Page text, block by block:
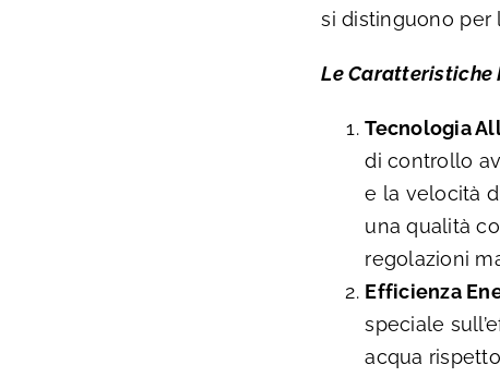
si distinguono per
Le Caratteristiche
Tecnologia
di controllo
e la velocità
una qualità
regolazioni
Efficienza
speciale
acqua